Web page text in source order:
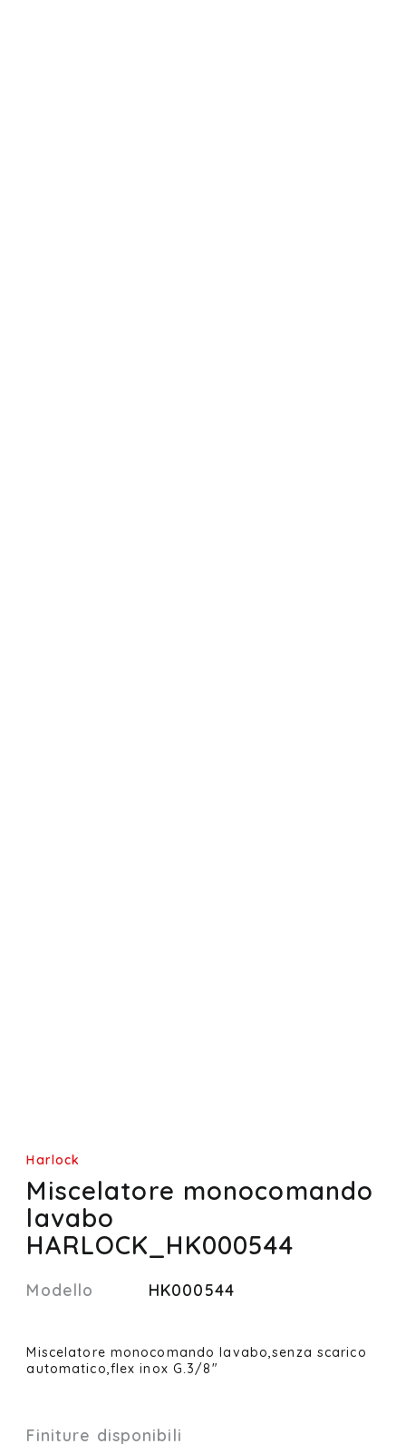
Harlock
Miscelatore monocomando
lavabo
HARLOCK_HK000544
Modello HK000544
Miscelatore monocomando lavabo,senza scarico
automatico,flex inox G.3/8"
Finiture disponibili